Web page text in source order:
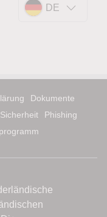
DE
Dokumente
Sicherheit
Phishing